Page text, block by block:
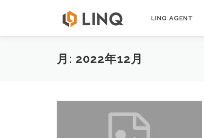
ン
LINQ AGENT
月: 2022年12月